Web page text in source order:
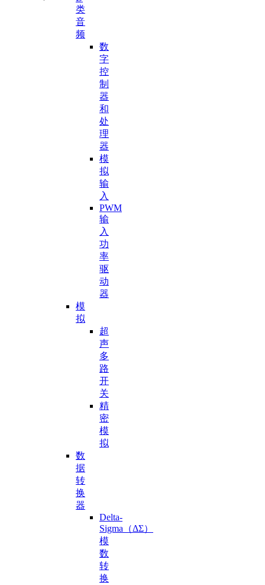
类
音
频
数
字
控
制
器
和
处
理
器
模
拟
输
入
PWM
输
入
功
率
驱
动
器
模
拟
超
声
多
路
开
关
精
密
模
拟
数
据
转
换
器
Delta-
Sigma（ΔΣ）
模
数
转
换